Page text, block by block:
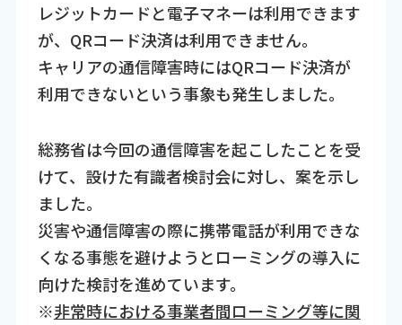
レジットカードと電子マネーは利用できます
が、QRコード決済は利用できません。
キャリアの通信障害時にはQRコード決済が
利用できないという事象も発生しました。
総務省は今回の通信障害を起こしたことを受
けて、設けた有識者検討会に対し、案を示し
ました。
災害や通信障害の際に携帯電話が利用できな
くなる事態を避けようとローミングの導入に
向けた検討を進めています。
※非常時における事業者間ローミング等に関